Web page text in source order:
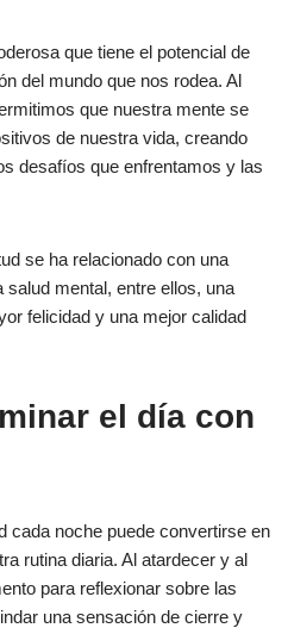
que tiene el potencial de
del mundo que nos rodea. Al
que nuestra mente se
de nuestra vida, creando
desafíos que enfrentamos y las
se ha relacionado con una
mental, entre ellos, una
felicidad y una mejor calidad
el día con
cada noche puede convertirse en
rutina diaria. Al atardecer y al
para reflexionar sobre las
una sensación de cierre y